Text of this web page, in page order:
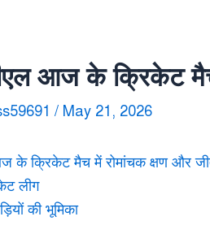
आज के क्रिकेट
/ May 21, 2026
के क्रिकेट मैच में रोमांचक क्षण और
लीग
की भूमिका